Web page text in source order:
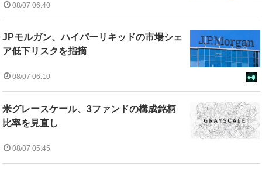
08/07 06:40
JPモルガン、ハイパーリキッドの市場シェ
ア低下リスクを指摘
08/07 06:10
米グレースケール、3ファンドの構成銘柄
比率を見直し
08/07 05:45